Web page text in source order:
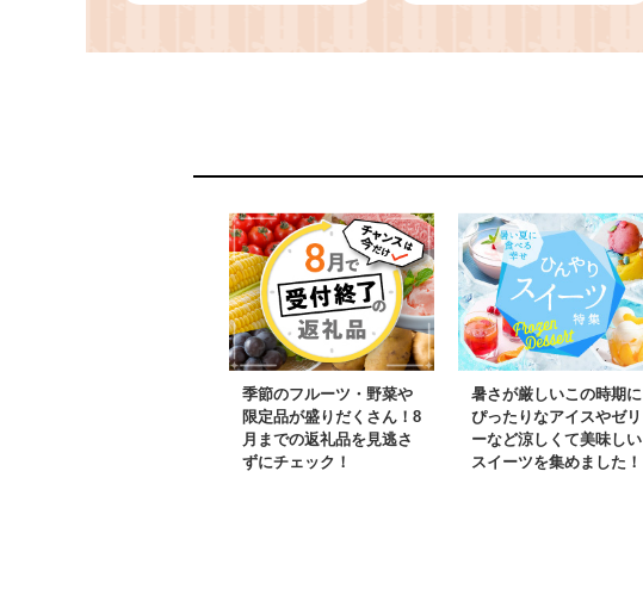
家計応援 特別規格 ヤッ
上 高評価 肉 ビール 海
レクト】 sn020
季節のフルーツ・野菜や
限定品が盛りだくさん！8
月までの返礼品を見逃さ
ずにチェック！
暑さが厳しいこの時期に
ぴったりなアイスやゼリ
ーなど涼しくて美味しい
スイーツを集めました！